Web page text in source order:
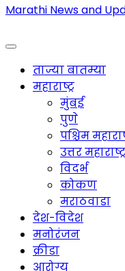
Maharashtra
ताज्या बातम्या
महाराष्ट्र
मुंबई
पुणे
पश्चिम
उत्तर
विदर्भ
कोकण
मराठवाडा
देश-विदेश
मनोरंजन
क्रीडा
आरोग्य